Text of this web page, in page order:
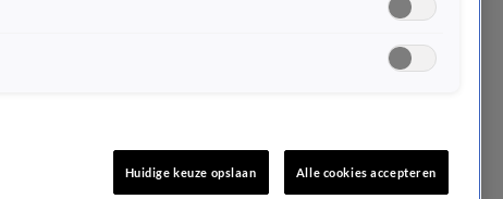
Huidige keuze opslaan Alle cookies accepteren